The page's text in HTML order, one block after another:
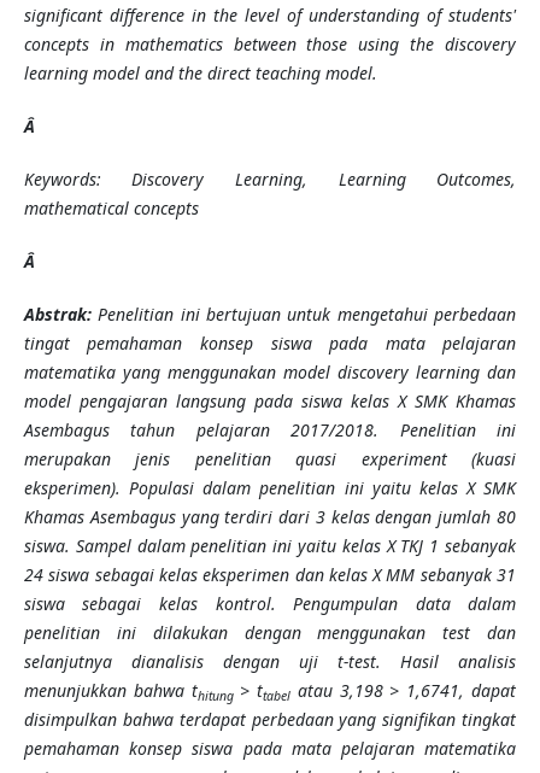
significant difference in the level of understanding of students'
concepts in mathematics between those using the discovery
learning model and the direct teaching model.
Â
Keywords: Discovery Learning, Learning Outcomes,
mathematical concepts
Â
Abstrak:Penelitian ini bertujuan untuk mengetahui perbedaan
tingat pemahaman konsep siswa pada mata pelajaran
matematika yang menggunakan model discovery learning dan
model pengajaran langsung pada siswa kelas X SMK Khamas
Asembagus tahun pelajaran 2017/2018. Penelitian ini
merupakan jenis penelitian quasi experiment (kuasi
eksperimen). Populasi dalam penelitian ini yaitu kelas X SMK
Khamas Asembagus yang terdiri dari 3 kelas dengan jumlah 80
siswa. Sampel dalam penelitian ini yaitu kelas X TKJ 1 sebanyak
24 siswa sebagai kelas eksperimen dan kelas X MM sebanyak 31
siswa sebagai kelas kontrol. Pengumpulan data dalam
penelitian ini dilakukan dengan menggunakan test dan
selanjutnya dianalisis dengan uji t-test. Hasil analisis
menunjukkan bahwa thitung> ttabel atau 3,198 > 1,6741, dapat
disimpulkan bahwa terdapat perbedaan yang signifikan tingkat
pemahaman konsep siswa pada mata pelajaran matematika